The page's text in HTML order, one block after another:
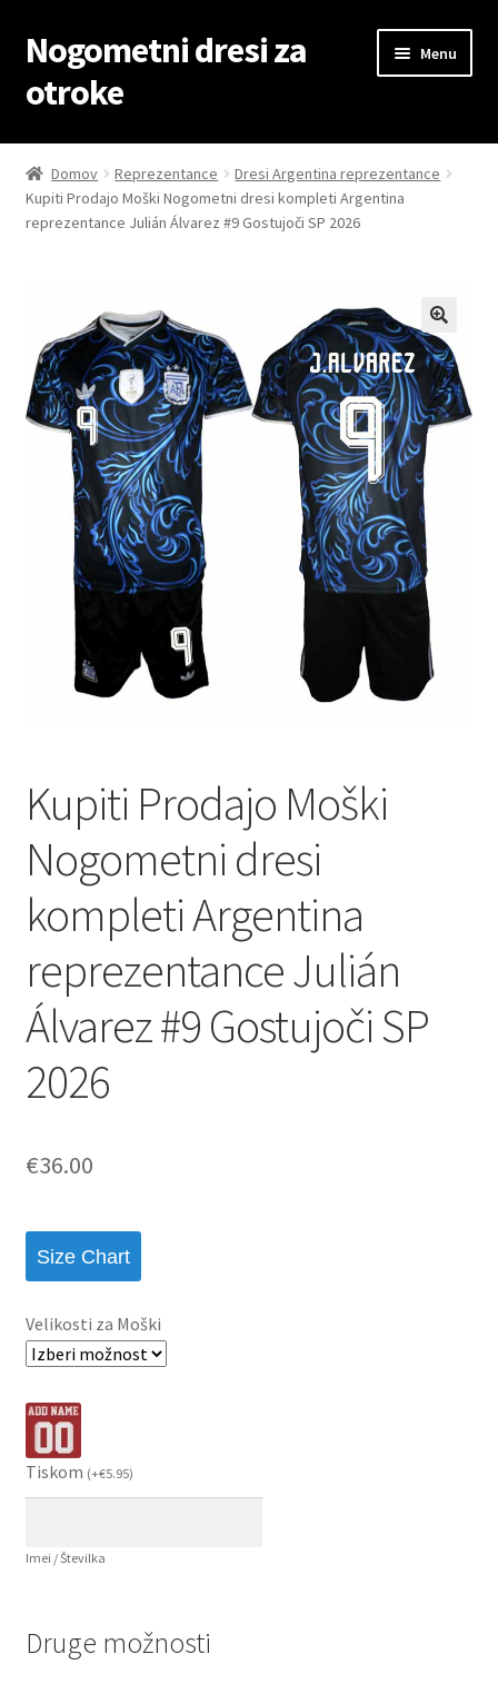
Skip
to
navigation
Skip
to
content
Nogometni dresi za
otroke
Menu
Domov
Blog
Košarica
Moj račun
Trgovina
Zaključek nakupa
Domov Reprezentance
Dresi Argentina reprezentance
Kupiti Prodajo Moški Nogometni dresi kompleti Argentina
reprezentance Julián Álvarez #9 Gostujoči SP 2026
Kupiti Prodajo Moški
Nogometni dresi
kompleti Argentina
reprezentance Julián
Álvarez #9 Gostujoči SP
2026
€36.00
Size Chart
Velikosti za Moški
Tiskom (+€5.95)
Imei / Številka
Druge možnosti